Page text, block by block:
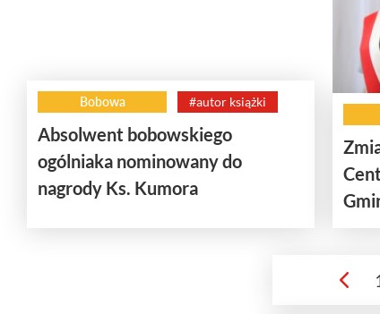
Bobowa #autor książki
Absolwent bobowskiego
ogólniaka nominowany do
nagrody Ks. Kumora